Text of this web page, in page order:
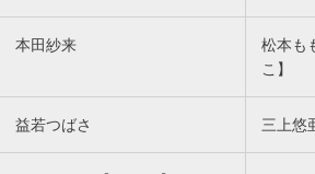
本田紗来
松本も
こ】
益若つばさ 三上悠